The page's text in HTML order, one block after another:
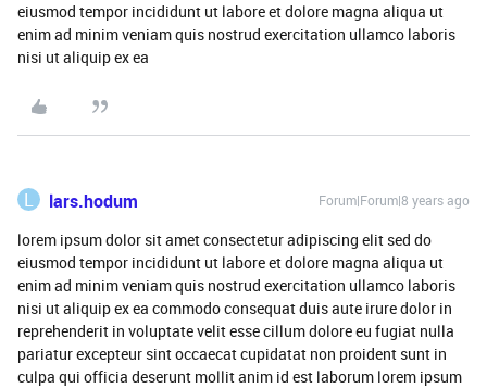
eiusmod tempor incididunt ut labore et dolore magna aliqua ut
enim ad minim veniam quis nostrud exercitation ullamco laboris
nisi ut aliquip ex ea
L lars.hodum Forum|Forum|8 years ago
lorem ipsum dolor sit amet consectetur adipiscing elit sed do
eiusmod tempor incididunt ut labore et dolore magna aliqua ut
enim ad minim veniam quis nostrud exercitation ullamco laboris
nisi ut aliquip ex ea commodo consequat duis aute irure dolor in
reprehenderit in voluptate velit esse cillum dolore eu fugiat nulla
pariatur excepteur sint occaecat cupidatat non proident sunt in
culpa qui officia deserunt mollit anim id est laborum lorem ipsum